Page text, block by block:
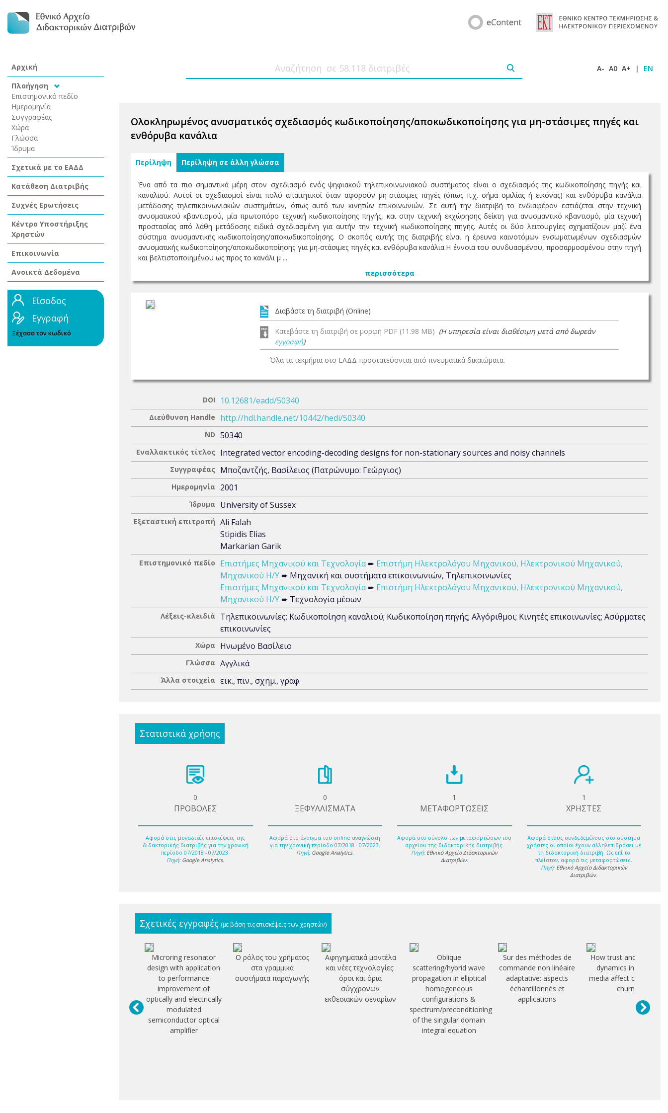
Αρχική
Πλοήγηση
Επιστημονικό πεδίο
Ημερομηνία
Συγγραφέας
Χώρα
Γλώσσα
Ίδρυμα
Σχετικά με το ΕΑΔΔ
Κατάθεση Διατριβής
Συχνές Ερωτήσεις
Κέντρο Υποστήριξης
Χρηστών
Επικοινωνία
Ανοικτά Δεδομένα
Είσοδος
Εγγραφή
Ξέχασα τον κωδικό
A- A0 A+ | EN
Ολοκληρωμένος ανυσματικός σχεδιασμός κωδικοποίησης/αποκωδικοποίησης για μη-στάσιμες πηγές και
ενθόρυβα κανάλια
Περίληψη Περίληψη σε άλλη γλώσσα
Ένα από τα πιο σημαντικά μέρη στον σχεδιασμό ενός ψηφιακού τηλεπικοινωνιακού συστήματος είναι ο σχεδιασμός της κωδικοποίησης πηγής και
καναλιού. Αυτοί οι σχεδιασμοί είναι πολύ απαιτητικοί όταν αφορούν μη-στάσιμες πηγές (όπως π.χ. σήμα ομιλίας ή εικόνας) και ενθόρυβα κανάλια
μετάδοσης τηλεπικοινωνιακών συστημάτων, όπως αυτό των κινητών επικοινωνιών. Σε αυτή την διατριβή το ενδιαφέρον εστιάζεται στην τεχνική
ανυσματικού κβαντισμού, μία πρωτοπόρο τεχνική κωδικοποίησης πηγής, και στην τεχνική εκχώρησης δείκτη για ανυσμαντικό κβαντισμό, μία τεχνική
προστασίας από λάθη μετάδοσης ειδικά σχεδιασμένη για αυτήν την τεχνική κωδικοποίησης πηγής. Αυτές οι δύο λειτουργίες σχηματίζουν μαζί ένα
σύστημα ανυσμαντικής κωδικοποίησης/αποκωδικοποίησης. Ο σκοπός αυτής της διατριβής είναι η έρευνα καινοτόμων ενσωματωμένων σχεδιασμών
ανυσματικής κωδικοποίησης/αποκωδικοποίησης για μη-στάσιμες πηγές και ενθόρυβα κανάλια.Η έννοια του συνδυασμένου, προσαρμοσμένου στην πηγή
και βελτιστοποιημένου ως προς το κανάλι μ ...
περισσότερα
Διαβάστε τη διατριβή (Online)
Κατεβάστε τη διατριβή σε μορφή PDF (11.98 MB) (Η υπηρεσία είναι διαθέσιμη μετά από δωρεάν
εγγραφή)
Όλα τα τεκμήρια στο ΕΑΔΔ προστατεύονται από πνευματικά δικαιώματα.
DOI 10.12681/eadd/50340
Διεύθυνση Handle http://hdl.handle.net/10442/hedi/50340
ND 50340
Εναλλακτικός τίτλος Integrated vector encoding-decoding designs for non-stationary sources and noisy channels
Συγγραφέας Μποζαντζής, Βασίλειος (Πατρώνυμο: Γεώργιος)
Ημερομηνία 2001
Ίδρυμα University of Sussex
Εξεταστική επιτροπή Ali Falah
Stipidis Elias
Markarian Garik
Επιστημονικό πεδίο Επιστήμες Μηχανικού και Τεχνολογία➨ Επιστήμη Ηλεκτρολόγου Μηχανικού, Ηλεκτρονικού Μηχανικού,
Μηχανικού Η/Υ ➨ Μηχανική και συστήματα επικοινωνιών, Τηλεπικοινωνίες
Επιστήμες Μηχανικού και Τεχνολογία➨ Επιστήμη Ηλεκτρολόγου Μηχανικού, Ηλεκτρονικού Μηχανικού,
Μηχανικού Η/Υ ➨ Τεχνολογία μέσων
Λέξεις-κλειδιά
Τηλεπικοινωνίες; Κωδικοποίηση καναλιού; Κωδικοποίηση πηγής; Αλγόριθμοι; Κινητές επικοινωνίες; Ασύρματες
επικοινωνίες
Χώρα Ηνωμένο Βασίλειο
Γλώσσα Αγγλικά
Άλλα στοιχεία εικ., πιν., σχημ., γραφ.
Στατιστικά χρήσης
0
ΠΡΟΒΟΛΕΣ
Αφορά στις μοναδικές επισκέψεις της
διδακτορικής διατριβής για την χρονική
περίοδο 07/2018 - 07/2023.
Πηγή: Google Analytics.
0
ΞΕΦΥΛΛΙΣΜΑΤΑ
Αφορά στο άνοιγμα του online αναγνώστη
για την χρονική περίοδο 07/2018 - 07/2023.
Πηγή: Google Analytics.
1
ΜΕΤΑΦΟΡΤΩΣΕΙΣ
Αφορά στο σύνολο των μεταφορτώσων του
αρχείου της διδακτορικής διατριβής.
Πηγή: Εθνικό Αρχείο Διδακτορικών
Διατριβών.
1
ΧΡΗΣΤΕΣ
Αφορά στους συνδεδεμένους στο σύστημα
χρήστες οι οποίοι έχουν αλληλεπιδράσει με
τη διδακτορική διατριβή. Ως επί το
πλείστον, αφορά τις μεταφορτώσεις.
Πηγή: Εθνικό Αρχείο Διδακτορικών
Διατριβών.
Σχετικές εγγραφές (με βάση τις επισκέψεις των χρηστών)
Microring resonator
design with application
to performance
improvement of
optically and electrically
modulated
semiconductor optical
amplifier
Ο ρόλος του χρήματος
στα γραμμικά
συστήματα παραγωγής
Αφηγηματικά μοντέλα
και νέες τεχνολογίες:
όροι και όρια
σύγχρονων
εκθεσιακών σεναρίων
Oblique
scattering/hybrid wave
propagation in elliptical
homogeneous
configurations &
spectrum/preconditioning
of the singular domain
integral equation
Sur des méthodes de
commande non linéaire
adaptative: aspects
échantillonnés et
applications
Ηow trust and its new
dynamics in social
media affect customer
churn